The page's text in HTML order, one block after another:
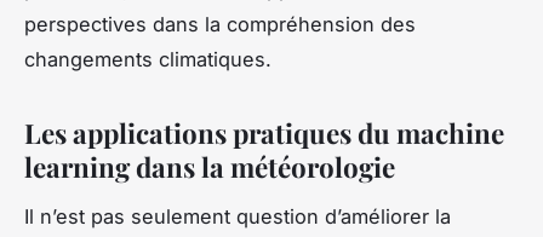
perspectives dans la compréhension des
changements climatiques.
Les applications pratiques du machine
learning dans la météorologie
Il n’est pas seulement question d’améliorer la